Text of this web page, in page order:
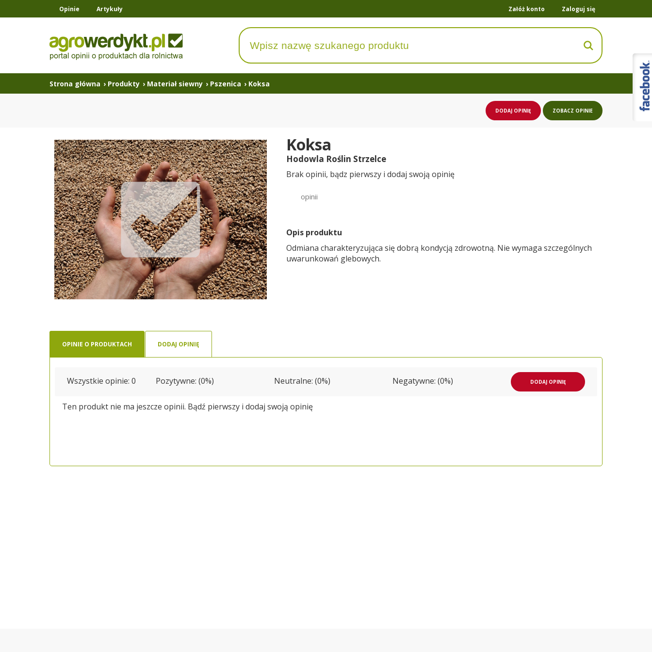
Opinie Artykuły Zaloguj się
Załóż konto
Strona główna › Produkty › Materiał siewny › Pszenica › Koksa
DODAJ OPINIĘ ZOBACZ OPINIE
Koksa
Hodowla Roślin Strzelce
Brak opinii, bądz pierwszy i dodaj swoją opinię
opinii
Opis produktu
Odmiana charakteryzująca się dobrą kondycją zdrowotną. Nie wymaga szczególnych
uwarunkowań glebowych.
OPINIE O PRODUKTACH DODAJ OPINIĘ
Wszystkie opinie: 0 Pozytywne: (0%) Neutralne: (0%) Negatywne: (0%) DODAJ OPINIĘ
Ten produkt nie ma jeszcze opinii. Bądź pierwszy i dodaj swoją opinię